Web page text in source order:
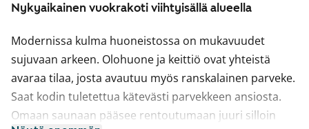
Nykyaikainen vuokrakoti viihtyisällä alueella
Modernissa kulma huoneistossa on mukavuudet
sujuvaan arkeen. Olohuone ja keittiö ovat yhteistä
avaraa tilaa, josta avautuu myös ranskalainen parveke.
Saat kodin tuletettua kätevästi parvekkeen ansiosta.
Omaan saunaan pääsee rentoutumaan juuri silloin